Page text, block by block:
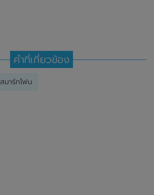
คำที่เกี่ยวข้อง
สมาร์ทโฟน